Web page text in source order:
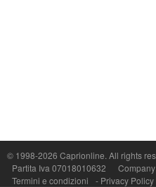
© 1998-2026 Caprionline. All rights
Partita Iva 07018010632
Termini e condizioni
- Privacy Policy
P.Iva, C.F. e n.Reg.Imprese Napoli: